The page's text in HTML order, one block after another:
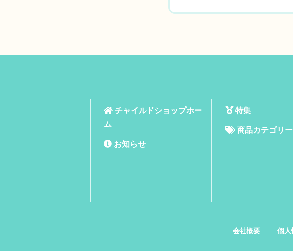
チャイルドショップホー
ム
お知らせ
特集
商品カテゴリ
会社概要 個人